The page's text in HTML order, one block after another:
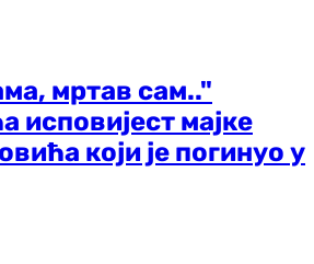
мртав сам.."
исповијест мајке
који је погинуо у